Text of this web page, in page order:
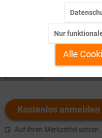
Welchen Download
Kostenlos anmelden
Auf Ihren Merkzettel setzen
Personalisierung
Service
Nur
Alle